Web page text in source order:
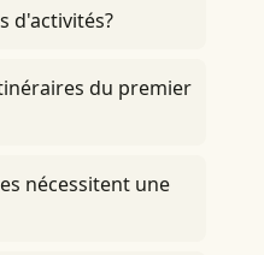
d'activités?
du premier
nécessitent une